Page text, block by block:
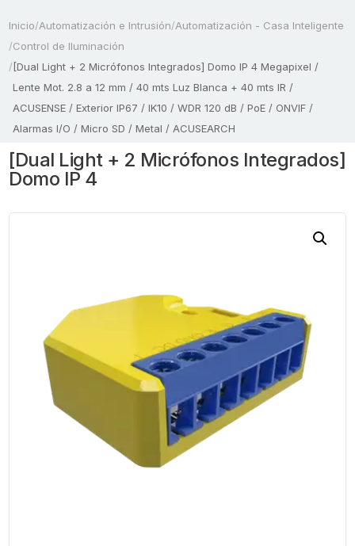
Inicio/Automatización e Intrusión/Automatización - Casa Inteligente
/Control de Iluminación
/ [Dual Light + 2 Micrófonos Integrados] Domo IP 4 Megapixel /
Lente Mot. 2.8 a 12 mm / 40 mts Luz Blanca + 40 mts IR /
ACUSENSE / Exterior IP67 / IK10 / WDR 120 dB / PoE / ONVIF /
Alarmas I/O / Micro SD / Metal / ACUSEARCH
[Dual Light + 2 Micrófonos Integrados]
Domo IP 4